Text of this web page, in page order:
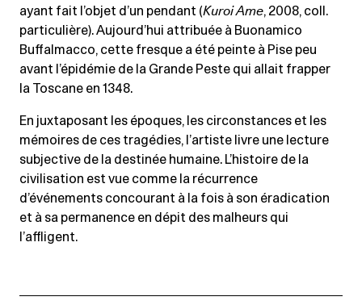
ayant fait l’objet d’un pendant (Kuroi Ame, 2008, coll.
particulière). Aujourd’hui attribuée à Buonamico
Buffalmacco, cette fresque a été peinte à Pise peu
avant l’épidémie de la Grande Peste qui allait frapper
la Toscane en 1348.
En juxtaposant les époques, les circonstances et les
mémoires de ces tragédies, l’artiste livre une lecture
subjective de la destinée humaine. L’histoire de la
civilisation est vue comme la récurrence
d’événements concourant à la fois à son éradication
et à sa permanence en dépit des malheurs qui
l’affligent.